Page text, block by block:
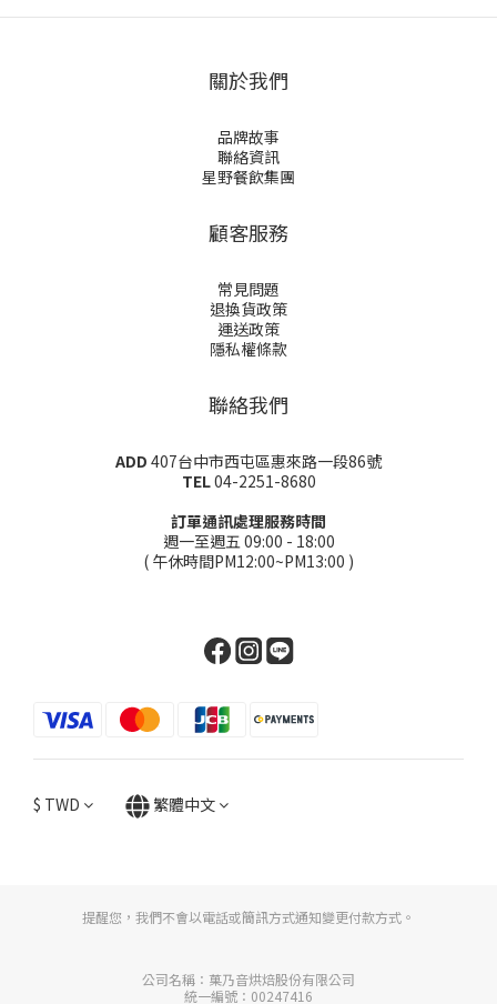
關於我們
品牌故事
聯絡資訊
星野餐飲集團
顧客服務
常見問題
退換貨政策
運送政策
隱私權條款
聯絡我們
ADD 407台中市西屯區惠來路一段86號
TEL04-2251-8680
訂單通訊處理服務時間
週一至週五 09:00 - 18:00
( 午休時間PM12:00~PM13:00 )
$ TWD 繁體中文
提醒您，我們不會以電話或簡訊方式通知變更付款方式。
公司名稱：菓乃音烘焙股份有限公司
統一編號：00247416